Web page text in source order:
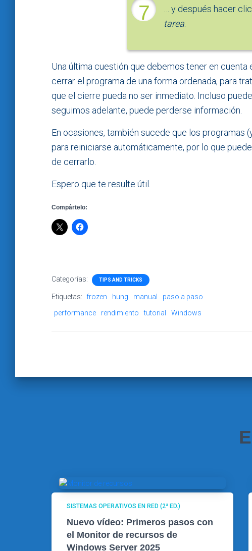
7 … y después hacer
tarea
Una última cuestión que debemos tener en cuenta
cerrar el programa de una forma ordenada, para
que el cierre pueda no ser inmediato. Incluso
seguimos adelante, puede perderse información.
En ocasiones, también sucede que los programas
para reiniciarse automáticamente, por lo que
de cerrarlo.
Espero que te resulte útil.
Compártelo:
Categorías: TIPS AND TRICKS
Etiquetas: frozen hung manual
paso a paso
performance
rendimiento tutorial Windows
SISTEMAS OPERATIVOS EN RED (2ª ED.)
Nuevo vídeo: Primeros pasos con
el Monitor de recursos de
Windows Server 2025